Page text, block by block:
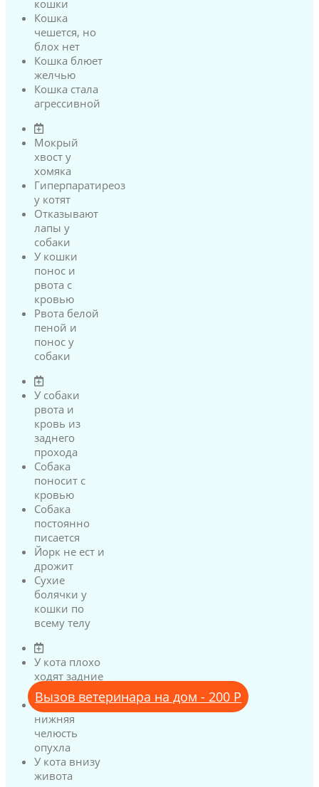
Вызов ветеринара на дом - 200 Р
кошки
Кошка
чешется, но
блох нет
Кошка блюет
желчью
Кошка стала
агрессивной
Мокрый
хвост у
хомяка
Гиперпаратиреоз
у котят
Отказывают
лапы у
собаки
У кошки
понос и
рвота с
кровью
Рвота белой
пеной и
понос у
собаки
У собаки
рвота и
кровь из
заднего
прохода
Собака
поносит с
кровью
Собака
постоянно
писается
Йорк не ест и
дрожит
Сухие
болячки у
кошки по
всему телу
У кота плохо
ходят задние
лапы
У кота
нижняя
челюсть
опухла
У кота внизу
живота